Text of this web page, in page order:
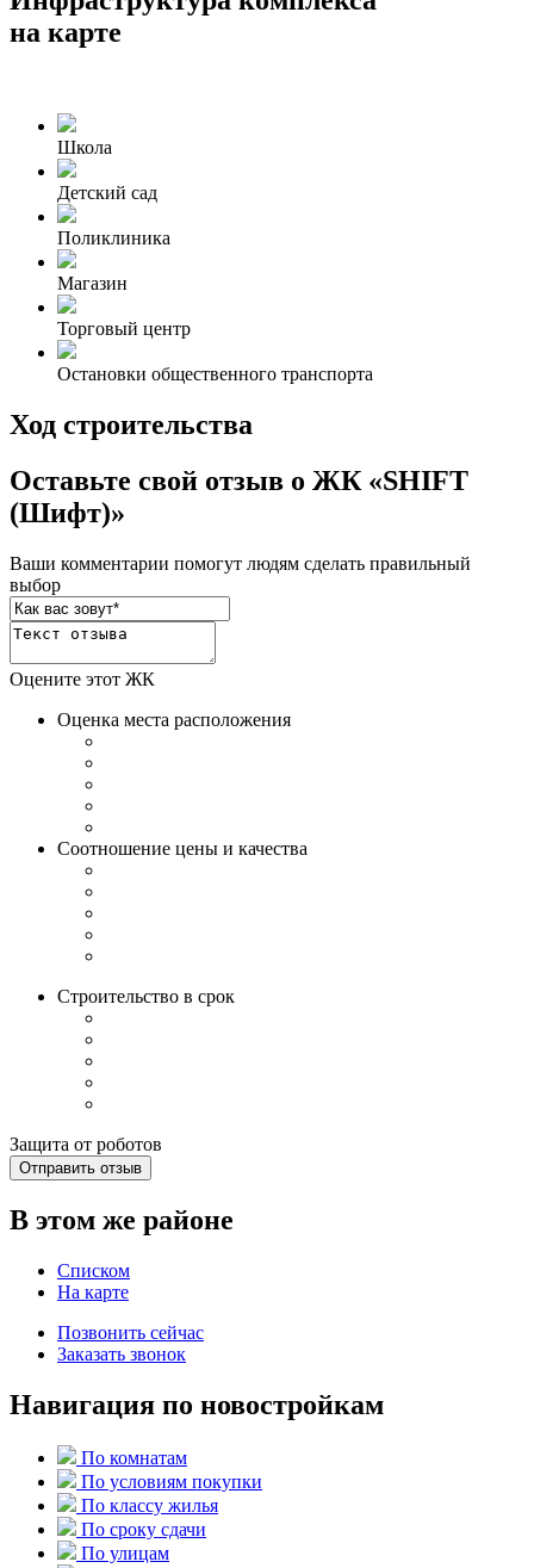
на карте
Школа
Детский сад
Поликлиника
Магазин
Торговый центр
Остановки общественного транспорта
Ход строительства
Оставьте свой отзыв о ЖК «SHIFT
(Шифт)»
Ваши комментарии помогут людям сделать правильный
выбор
Оцените этот ЖК
Оценка места расположения
Соотношение цены и качества
Строительство в срок
Защита от роботов
Отправить отзыв
В этом же районе
Списком
На карте
Позвонить сейчас
Заказать звонок
Навигация по новостройкам
По комнатам
По условиям покупки
По классу жилья
По сроку сдачи
По улицам